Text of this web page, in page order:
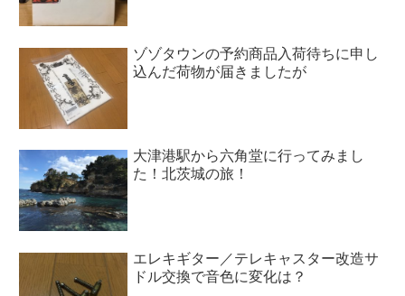
ゾゾタウンの予約商品入荷待ちに申し
込んだ荷物が届きましたが
大津港駅から六角堂に行ってみまし
た！北茨城の旅！
エレキギター／テレキャスター改造サ
ドル交換で音色に変化は？